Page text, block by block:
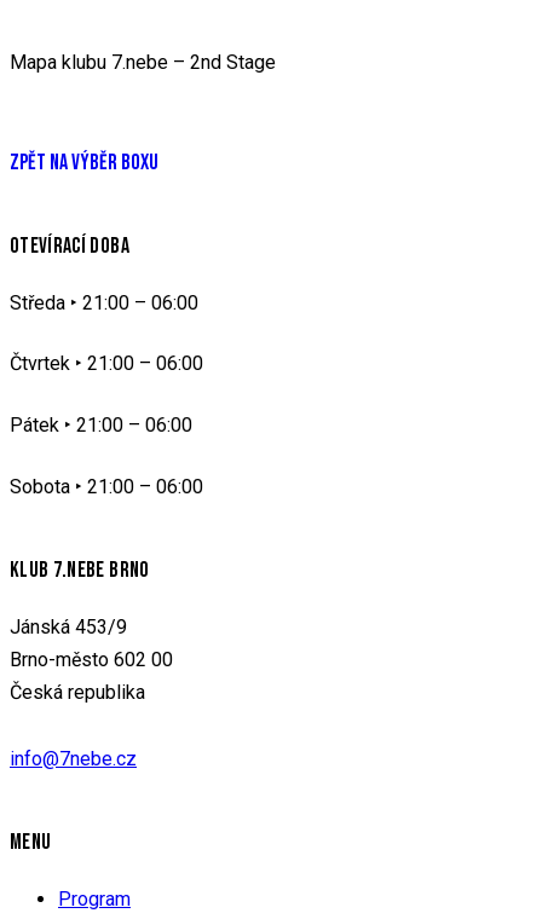
Mapa klubu 7.nebe – 2nd Stage
ZPĚT NA VÝBĚR BOXU
OTEVÍRACÍ DOBA
Středa ‣ 21:00 – 06:00
Čtvrtek ‣ 21:00 – 06:00
Pátek ‣ 21:00 – 06:00
Sobota ‣ 21:00 – 06:00
KLUB 7.NEBE BRNO
Jánská 453/9
Brno-město 602 00
Česká republika
info@7nebe.cz
MENU
Program